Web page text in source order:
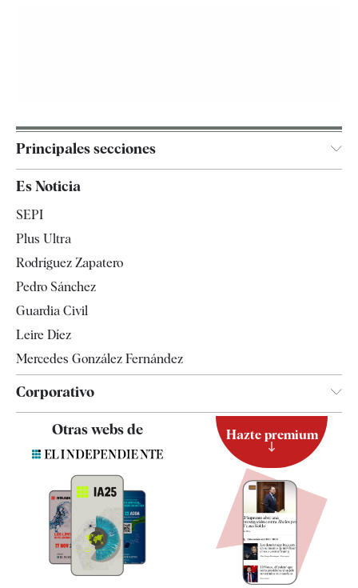
Principales secciones
España
Televisión
Es Noticia
SEPI
Plus Ultra
Rodríguez Zapatero
Pedro Sánchez
Guardia Civil
Leire Díez
Mercedes González Fernández
Corporativo
Contacto
Quiénes somos
Especificaciones
Otras webs de Hazte premium